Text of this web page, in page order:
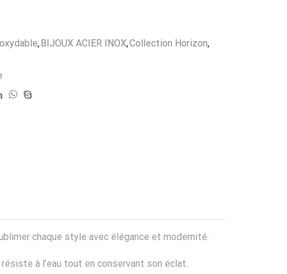
, BIJOUX ACIER INOX,Collection Horizon,
chaque style avec élégance et modernité.
à l’eau tout en conservant son éclat.